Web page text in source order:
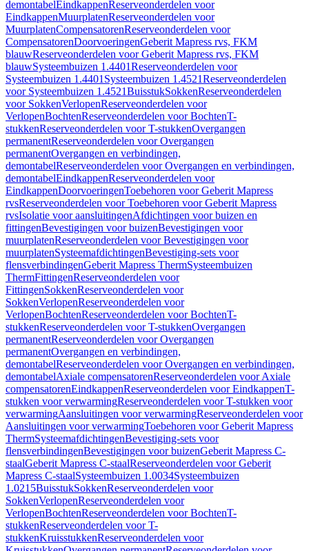
demontabelEindkappenReserveonderdelen voor
EindkappenMuurplatenReserveonderdelen voor
MuurplatenCompensatorenReserveonderdelen voor
CompensatorenDoorvoeringenGeberit Mapress rvs, FKM
blauwReserveonderdelen voor Geberit Mapress rvs, FKM
blauwSysteembuizen 1.4401Reserveonderdelen voor
Systeembuizen 1.4401 Systeembuizen 1.4521Reserveonderdelen
voor Systeembuizen 1.4521BuisstukSokkenReserveonderdelen
voor SokkenVerlopenReserveonderdelen voor
VerlopenBochtenReserveonderdelen voor BochtenT-
stukkenReserveonderdelen voor T-stukkenOvergangen
permanentReserveonderdelen voor Overgangen
permanentOvergangen en verbindingen,
demontabelReserveonderdelen voor Overgangen en verbindingen,
demontabelEindkappenReserveonderdelen voor
EindkappenDoorvoeringenToebehoren voor Geberit Mapress
rvsReserveonderdelen voor Toebehoren voor Geberit Mapress
rvsIsolatie voor aansluitingenAfdichtingen voor buizen en
fittingenBevestigingen voor buizenBevestigingen voor
muurplatenReserveonderdelen voor Bevestigingen voor
muurplatenSysteemafdichtingenBevestiging-sets voor
flensverbindingenGeberit Mapress ThermSysteembuizen
ThermFittingenReserveonderdelen voor
FittingenSokkenReserveonderdelen voor
SokkenVerlopenReserveonderdelen voor
VerlopenBochtenReserveonderdelen voor BochtenT-
stukkenReserveonderdelen voor T-stukkenOvergangen
permanentReserveonderdelen voor Overgangen
permanentOvergangen en verbindingen,
demontabelReserveonderdelen voor Overgangen en verbindingen,
demontabelAxiale compensatorenReserveonderdelen voor Axiale
compensatorenEindkappenReserveonderdelen voor EindkappenT-
stukken voor verwarmingReserveonderdelen voor T-stukken voor
verwarmingAansluitingen voor verwarmingReserveonderdelen voor
Aansluitingen voor verwarmingToebehoren voor Geberit Mapress
ThermSysteemafdichtingenBevestiging-sets voor
flensverbindingenBevestigingen voor buizenGeberit Mapress C-
staalGeberit Mapress C-staalReserveonderdelen voor Geberit
Mapress C-staalSysteembuizen 1.0034Systeembuizen
1.0215BuisstukSokkenReserveonderdelen voor
SokkenVerlopenReserveonderdelen voor
VerlopenBochtenReserveonderdelen voor BochtenT-
stukkenReserveonderdelen voor T-
stukkenKruisstukkenReserveonderdelen voor